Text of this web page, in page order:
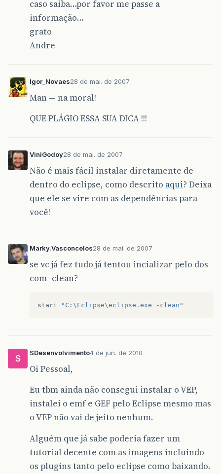
caso saiba…por favor me passe a
informação…
grato
Andre
Igor_Novaes28 de mai. de 2007
Man — na moral!
QUE PLÁGIO ESSA SUA DICA !!!
ViniGodoy28 de mai. de 2007
Não é mais fácil instalar diretamente de
dentro do eclipse, como descrito aqui? Deixa
que ele se vire com as dependências para
você!
Marky.Vasconcelos28 de mai. de 2007
se vc já fez tudo já tentou incializar pelo dos
com -clean?
start "C:\Eclipse\eclipse.exe -clean"
S
SDesenvolvimento4 de jun. de 2010
Oi Pessoal,
Eu tbm ainda não consegui instalar o VEP,
instalei o emf e GEF pelo Eclipse mesmo mas
o VEP não vai de jeito nenhum.
Alguém que já sabe poderia fazer um
tutorial decente com as imagens incluindo
os plugins tanto pelo eclipse como baixando.